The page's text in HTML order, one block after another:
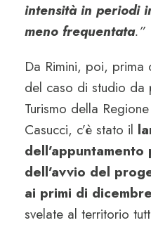
intensità in periodi
meno frequentata.”
Da Rimini, poi, prima
del caso di studio da
Turismo della
Casucci, c’è stato il
dell’avvio del
ai primi di
svelate al territorio